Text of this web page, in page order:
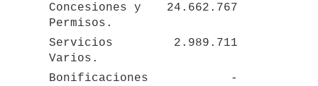
Concesiones y
Permisos.
24.662.767
Servicios
Varios.
2.989.711
Bonificaciones
-